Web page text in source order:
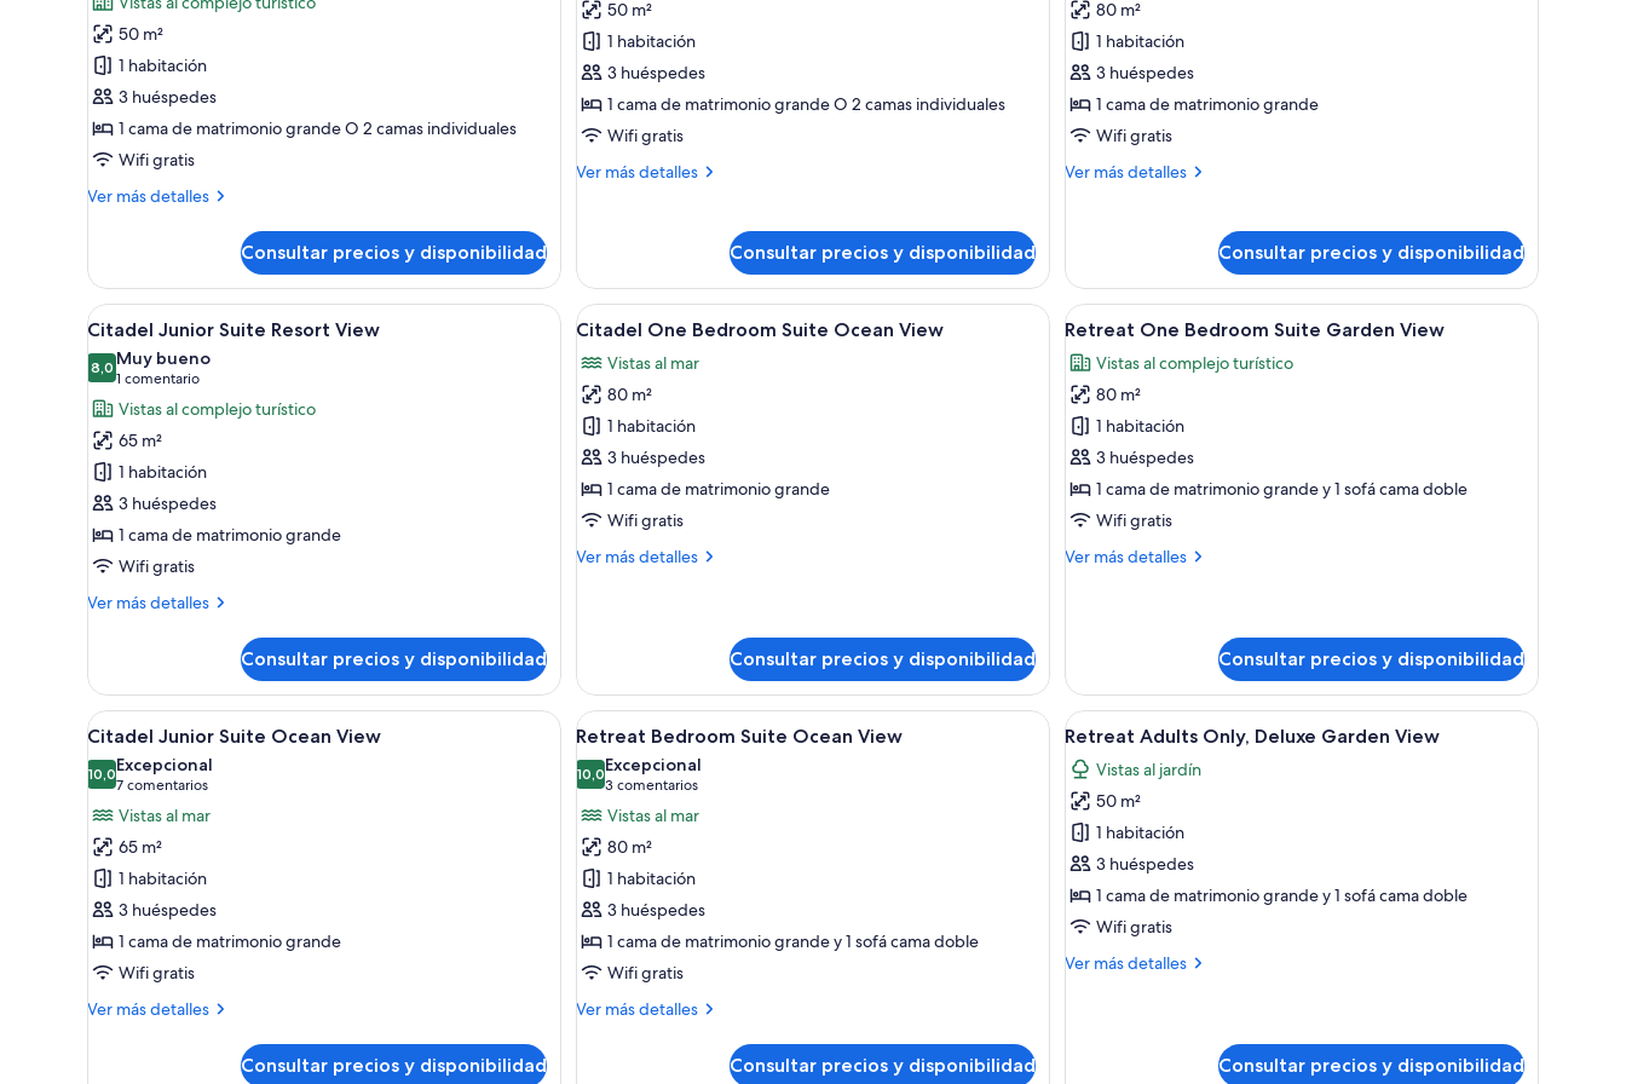
Habitación
Deluxe,
balcón,
vistas
al
complejo
turístico
50 m²
1 habitación
3 huéspedes
1 cama de matrimonio grande O 2 camas individuales
Wifi gratis
Ver más detalles
Más
Deluxe,
balcón,
vistas
complejo
turístico
Consultar precios y disponibilidad
Habitación
Deluxe,
balcón,
vistas
al
mar
50 m²
1 habitación
3 huéspedes
1 cama de matrimonio grande O 2 camas individuales
Wifi gratis
Ver más detalles
Más
balcón,
vistas
al
Consultar precios y disponibilidad
Citadel
One
Bedroom
Suite
Resort
View
80 m²
1 habitación
3 huéspedes
1 cama de matrimonio grande
Wifi gratis
Ver más detalles
Más
Bedroom
Suite
Resort
Consultar precios y disponibilidad
Abrir
todas
las
fotos
de
Citadel
Junior
Suite
Resort
View
Un balcón con dos sillas y una mesita, con vistas a una zona residencial con palmeras y edificios.
9
Citadel Junior Suite Resort View
8,08,0 de 10
Muy bueno
1 comentario
(1 comentario)
Vistas al complejo turístico
65 m²
1 habitación
3 huéspedes
1 cama de matrimonio grande
Wifi gratis
Ver más detalles
Más
Junior
Suite
Resort
View
Consultar precios y disponibilidad
Abrir
todas
las
fotos
de
Citadel
One
Bedroom
Ocean
Habitación de hotel moderna con una cama grande, una mesita de noche, un banco y vistas al exterior.
6
Citadel One Bedroom Suite Ocean View
Vistas al mar
80 m²
1 habitación
3 huéspedes
1 cama de matrimonio grande
Wifi gratis
Ver más detalles
Más
Suite
Ocean
View
Consultar precios y disponibilidad
Abrir
todas
las
fotos
de
Retreat
One
Bedroom
Garden
Un dormitorio amplio con una cama
9
Retreat One Bedroom Suite Garden View
Vistas al complejo turístico
80 m²
1 habitación
3 huéspedes
1 cama de matrimonio grande y 1 sofá cama doble
Wifi gratis
Ver más detalles
Más
Suite
Garden
View
Consultar precios y disponibilidad
Abrir
todas
las
fotos
de
Citadel
Junior
Suite
Ocean
View
Habitación de hotel moderna con una cama grande, un sofá, una mesa de comedor y un balcón con vistas al mar.
6
Citadel Junior Suite Ocean View
10,010,0 de 10
Excepcional
7 comentarios
(7 comentarios)
Vistas al mar
65 m²
1 habitación
3 huéspedes
1 cama de matrimonio grande
Wifi gratis
Ver más detalles
Más
Consultar precios y disponibilidad
Abrir
todas
las
fotos
de
Retreat
Bedroom
Suite
Ocean
View
Un dormitorio amplio con una cama grande, un banco y vista al océano a través de un ventanal corredizo.
6
Retreat Bedroom Suite Ocean View
10,010,0 de 10
Excepcional
3 comentarios
(3 comentarios)
Vistas al mar
80 m²
1 habitación
3 huéspedes
1 cama de matrimonio grande y 1 sofá cama doble
Wifi gratis
Ver más detalles
Más
Consultar precios y disponibilidad
Abrir
todas
las
fotos
de
Retreat
Adults
Only,
Deluxe
Garden
Un patio con una silla lounge blanca, una
7
Retreat Adults Only, Deluxe Garden View
Vistas al jardín
50 m²
1 habitación
3 huéspedes
1 cama de matrimonio grande y 1 sofá cama doble
Wifi gratis
Ver más detalles
Más
Consultar precios y disponibilidad